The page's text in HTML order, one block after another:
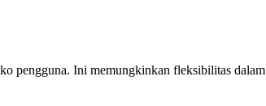
pengguna. Ini memungkinkan fleksibilitas dalam